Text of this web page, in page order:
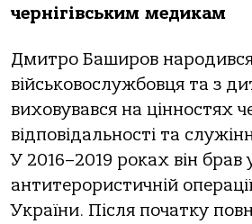
чернігівським медикам
Дмитро Баширов
військовослужбовця та з
виховувався на цінностях
відповідальності та
У 2016–2019 роках він брав
антитерористичній
України. Після початку